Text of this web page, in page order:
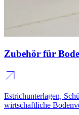
Zubehör für
Estrichunterlagen,
wirtschaftliche